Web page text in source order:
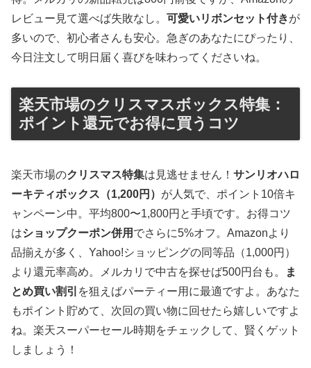
レビュー見て選べば失敗なし。 可愛いリボンセット付きが
多いので、初心者さんも安心。急ぎのあなたにぴったり、
今日注文して明日届く喜びを味わってくださいね。
楽天市場のクリスマスボックス特集：
ポイント還元でお得に買うコツ
楽天市場のクリスマス特集は見逃せません！ サンリオハロ
ーキティボックス（1,200円） が人気で、ポイント10倍キ
ャンペーン中。平均800〜1,800円と手頃です。お得コツ
はショップクーポン併用 でさらに5%オフ。Amazonより
品揃えが多く、Yahoo!ショッピングの同等品（1,000円）
より還元率高め。メルカリで中古を探せば500円台も。
ま
とめ買い割引 を狙えばパーティー用に最適ですよ。あなた
もポイント貯めて、次回の買い物に回せたら嬉しいですよ
ね。楽天スーパーセール時期をチェックして、賢くゲット
しましょう！